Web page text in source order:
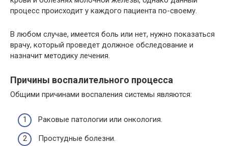
процесс происходит у каждого пациента по-своему.
В любом случае, имеется боль или нет, нужно показаться
врачу, который проведет должное обследование и
назначит методику лечения.
Причины воспалительного процесса
Общими причинами воспаления системы являются:
Раковые патологии или онкология.
Простудные болезни.